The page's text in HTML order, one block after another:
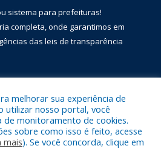
sistema para prefeituras!
completa, onde garantimos em
das leis de transparência
a Prefeitura Municipal de Óbidos.
melhorar sua experiência de
utilizar nosso portal, você
de monitoramento de cookies.
sobre como isso é feito, acesse
mais). Se você concorda, clique em